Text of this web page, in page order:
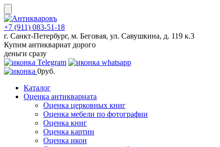
Skip
to
content
+7 (911) 083-51-18
г. Санкт-Петербург, м. Беговая, ул. Савушкина, д. 119 к.3
Купим антиквариат дорого
деньги сразу
0руб.
Каталог
Оценка антиквариата
Оценка церковных книг
Оценка мебели по фотографии
Оценка книг
Оценка картин
Оценка икон